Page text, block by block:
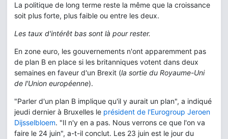
La politique de long terme reste la même que la croissance
soit plus forte, plus faible ou entre les deux.
Les taux d'intérêt bas sont là pour rester.
En zone euro, les gouvernements n'ont apparemment pas
de plan B en place si les britanniques votent dans deux
semaines en faveur d'un Brexit (la sortie du Royaume-Uni
de l'Union européenne).
"Parler d'un plan B implique qu'il y aurait un plan", a indiqué
jeudi dernier à Bruxelles le président de l'Eurogroup Jeroen
Dijsselbloem. "Il n'y en a pas. Nous verrons ce que l'on va
faire le 24 juin", a-t-il conclut. Les 23 juin est le jour du